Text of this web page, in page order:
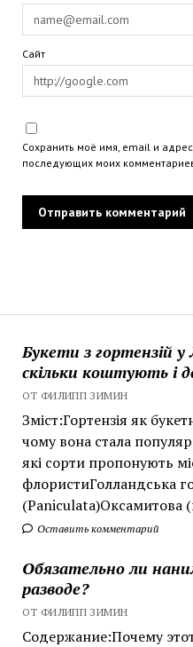
Букети з гортензій у
скільки коштують і
ОТ ФИЛИПП ЗИМИН
Зміст:Гортензія як
чому вона стала
які сорти пропонують
флористиГолландська
(Paniculata)Оксамитова
Оставить комментарий
Обязательно ли
разводе?
ОТ ФИЛИПП ЗИМИН
Содержание:Почему
Сайт
Сохранить моё имя, email и
последующих моих